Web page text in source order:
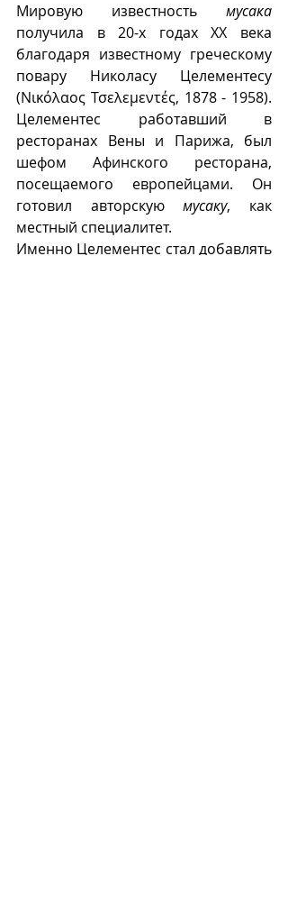
Мировую известность мусака
получила в 20-х годах ХХ века
благодаря известному греческому
повару Николасу Целементесу
(Νικόλαος Τσελεμεντές, 1878 - 1958).
Целементес работавший в
ресторанах Вены и Парижа, был
шефом Афинского ресторана,
посещаемого европейцами. Он
готовил авторскую мусаку, как
местный специалитет.
Именно Целементес стал добавлять